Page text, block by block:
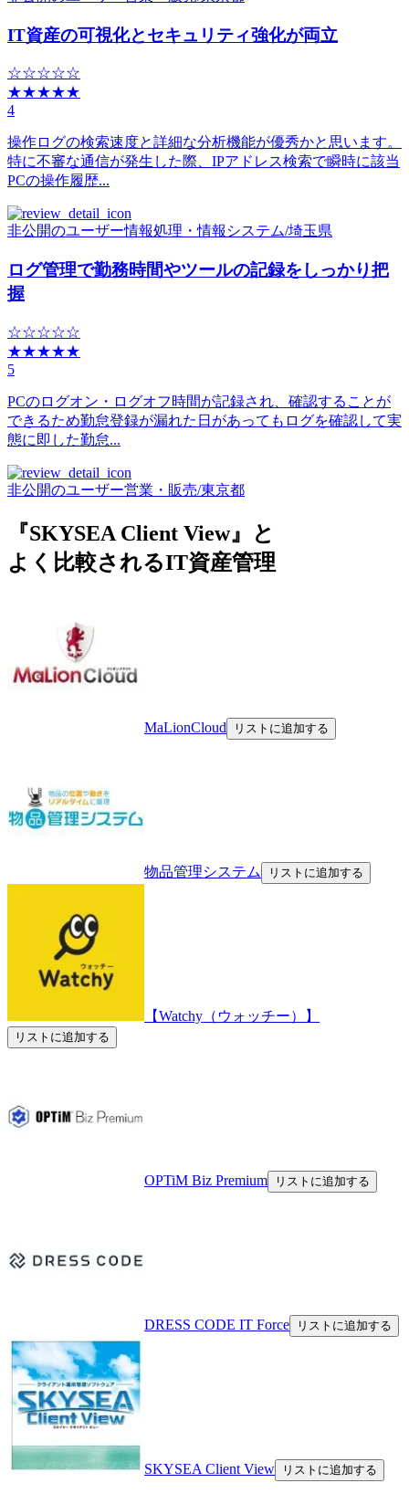
IT資産の可視化とセキュリティ強化が両立
☆☆☆☆☆
★★★★★
4
操作ログの検索速度と詳細な分析機能が優秀かと思います。
特に不審な通信が発生した際、IPアドレス検索で瞬時に該当
PCの操作履歴...
非公開のユーザー情報処理・情報システム/埼玉県
ログ管理で勤務時間やツールの記録をしっかり把
握
☆☆☆☆☆
★★★★★
5
PCのログオン・ログオフ時間が記録され、確認することが
できるため勤怠登録が漏れた日があってもログを確認して実
態に即した勤怠...
非公開のユーザー営業・販売/東京都
『SKYSEA Client View』と
よく比較されるIT資産管理
MaLionCloud リストに追加する
物品管理システム リストに追加する
【Watchy（ウォッチー）】
リストに追加する
OPTiM Biz Premium リストに追加する
DRESS CODE IT Force リストに追加する
SKYSEA Client View リストに追加する